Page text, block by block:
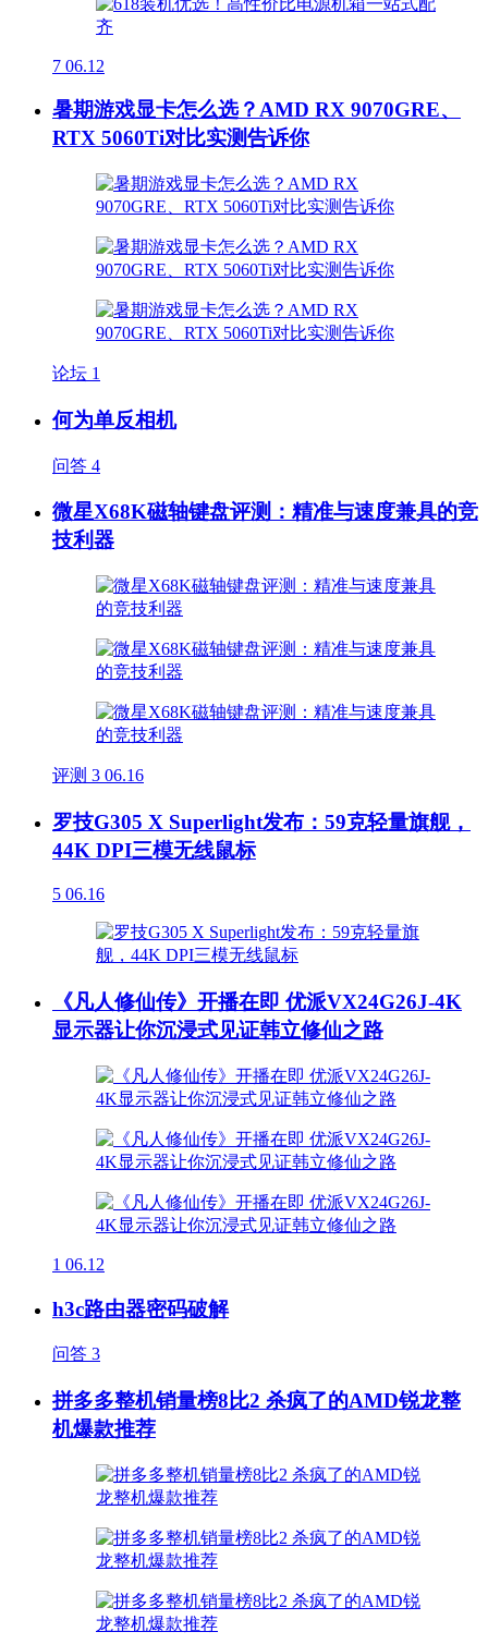
7 06.12
暑期游戏显卡怎么选？AMD RX 9070GRE、
RTX 5060Ti对比实测告诉你
论坛 1
何为单反相机
问答 4
微星X68K磁轴键盘评测：精准与速度兼具的竞
技利器
评测 3 06.16
罗技G305 X Superlight发布：59克轻量旗舰，
44K DPI三模无线鼠标
5 06.16
《凡人修仙传》开播在即 优派VX24G26J-4K
显示器让你沉浸式见证韩立修仙之路
1 06.12
h3c路由器密码破解
问答 3
拼多多整机销量榜8比2 杀疯了的AMD锐龙整
机爆款推荐